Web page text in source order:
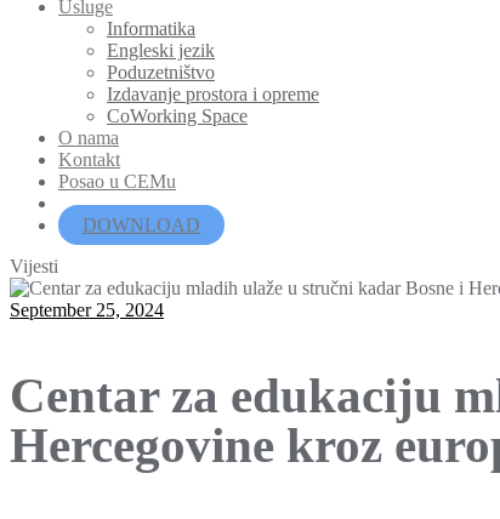
Usluge
Informatika
Engleski jezik
Poduzetništvo
Izdavanje prostora i opreme
CoWorking Space
O nama
Kontakt
Posao u CEMu
DOWNLOAD
Vijesti
September 25, 2024
Centar za edukaciju
Hercegovine kroz